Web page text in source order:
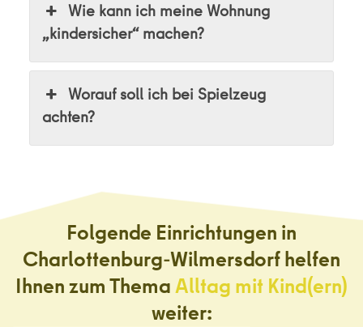
Wie kann ich meine Wohnung
„kindersicher“ machen?
Worauf soll ich bei Spielzeug
achten?
Folgende Einrichtungen in
Charlottenburg-Wilmersdorf helfen
Ihnen zum ThemaAlltag mit Kind(ern)
weiter: